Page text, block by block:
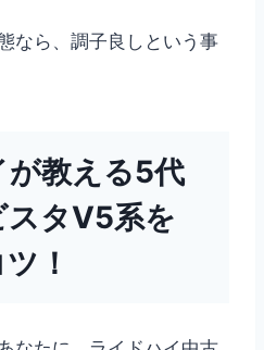
なら、調子良しという事
が教える5代
スタV5系を
！